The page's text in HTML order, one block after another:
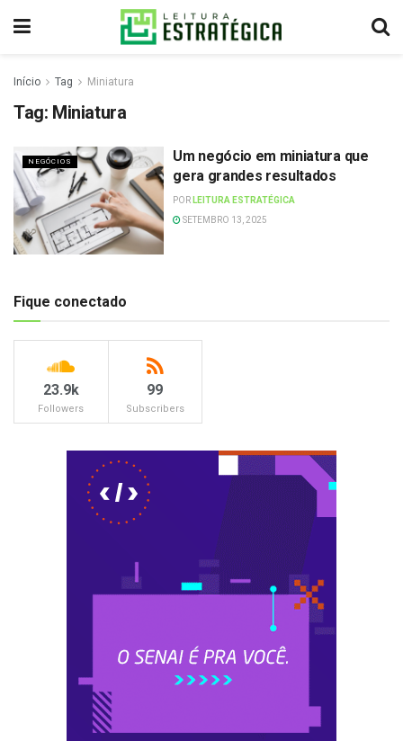
Início Tag Miniatura
Tag: Miniatura
NEGÓCIOS
Um negócio em miniatura que
gera grandes resultados
POR LEITURA ESTRATÉGICA
SETEMBRO 13, 2025
Fique conectado
23.9k
Followers
99
Subscribers